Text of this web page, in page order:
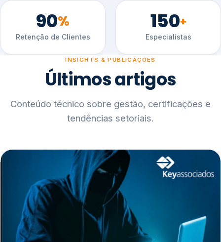
90%
Retenção de Clientes
150+
Especialistas
INSIGHTS & PUBLICAÇÕES
Últimos artigos
Conteúdo técnico sobre gestão, certificações e
tendências setoriais.